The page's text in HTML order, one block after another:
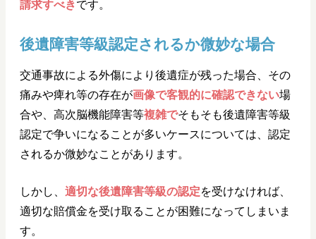
請求すべきです。
後遺障害等級認定されるか微妙な場合
交通事故による外傷により後遺症が残った場合、その
痛みや痺れ等の存在が画像で客観的に確認できない場
合や、高次脳機能障害等複雑でそもそも後遺障害等級
認定で争いになることが多いケースについては、認定
されるか微妙なことがあります。
しかし、 適切な後遺障害等級の認定を受けなければ、
適切な賠償金を受け取ることが困難になってしまいま
す。